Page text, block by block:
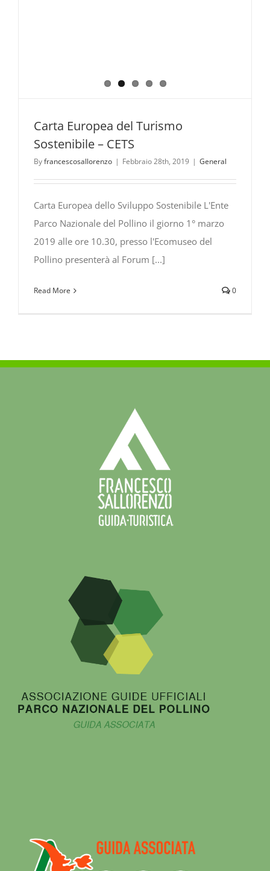
Carta Europea del Turismo
Sostenibile – CETS
Byfrancescosallorenzo | Febbraio 28th, 2019 | General
Carta Europea dello Sviluppo Sostenibile L'Ente
Parco Nazionale del Pollino il giorno 1° marzo
2019 alle ore 10.30, presso l'Ecomuseo del
Pollino presenterà al Forum [...]
Read More 0